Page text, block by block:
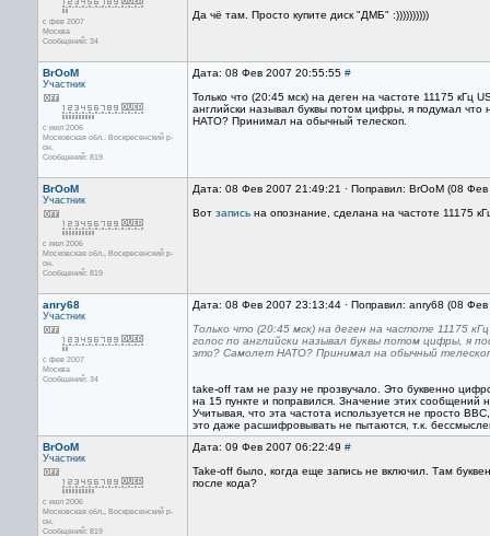
с фев 2007
Москва
Сообщений: 34
Да чё там. Просто купите диск "ДМБ" :))))))))))
BrOoM
Участник
с июл 2006
Московская обл., Воскресенский р-
он.
Сообщений: 819
Дата: 08 Фев 2007 20:55:55 #
Только что (20:45 мск) на деген на частоте 11175 кГц
английски называл буквы потом цифры, я подумал
НАТО? Принимал на обычный телескоп.
BrOoM
Участник
с июл 2006
Московская обл., Воскресенский р-
он.
Сообщений: 819
Дата: 08 Фев 2007 21:49:21 · Поправил: BrOoM (08
Вот запись на опознание, сделана на частоте 11175
anry68
Участник
с фев 2007
Москва
Сообщений: 34
Дата: 08 Фев 2007 23:13:44 · Поправил: anry68 (08
Только что (20:45 мск) на деген на частоте 11175
голос по английски называл буквы потом цифры, я
это? Самолет НАТО? Принимал на обычный
take-off там не разу не прозвучало. Это буквенно
на 15 пункте и поправился. Значение этих сообщений
Учитывая, что эта частота используется не просто
это даже расшифровывать не пытаются, т.к.
BrOoM
Участник
с июл 2006
Московская обл., Воскресенский р-
он.
Сообщений: 819
Дата: 09 Фев 2007 06:22:49 #
Take-off было, когда еще запись не включил. Там
после кода?